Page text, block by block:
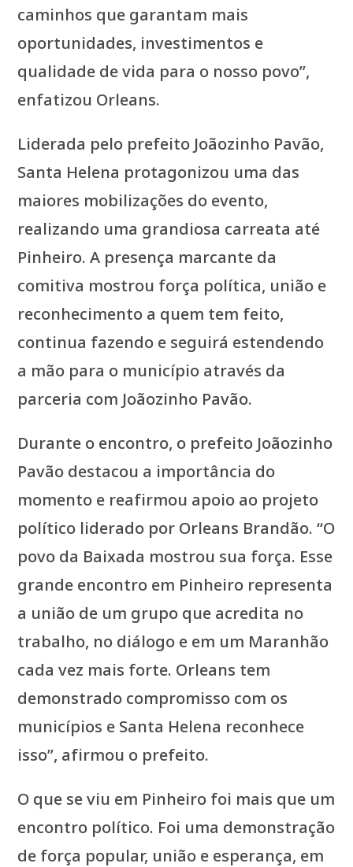
caminhos que garantam mais
oportunidades, investimentos e
qualidade de vida para o nosso povo”,
enfatizou Orleans.
Liderada pelo prefeito Joãozinho Pavão,
Santa Helena protagonizou uma das
maiores mobilizações do evento,
realizando uma grandiosa carreata até
Pinheiro. A presença marcante da
comitiva mostrou força política, união e
reconhecimento a quem tem feito,
continua fazendo e seguirá estendendo
a mão para o município através da
parceria com Joãozinho Pavão.
Durante o encontro, o prefeito Joãozinho
Pavão destacou a importância do
momento e reafirmou apoio ao projeto
político liderado por Orleans Brandão. “O
povo da Baixada mostrou sua força. Esse
grande encontro em Pinheiro representa
a união de um grupo que acredita no
trabalho, no diálogo e em um Maranhão
cada vez mais forte. Orleans tem
demonstrado compromisso com os
municípios e Santa Helena reconhece
isso”, afirmou o prefeito.
O que se viu em Pinheiro foi mais que um
encontro político. Foi uma demonstração
de força popular, união e esperança, em